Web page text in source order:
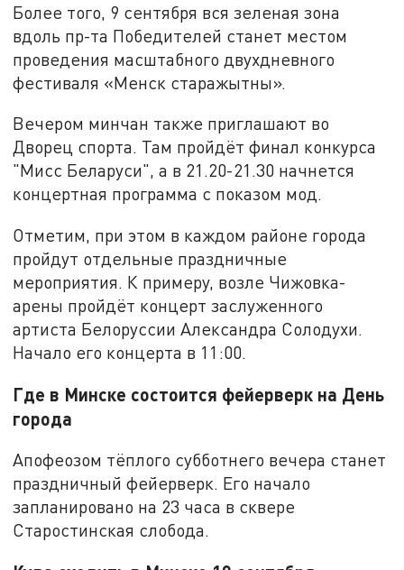
Более того, 9 сентября вся зеленая зона
вдоль пр-та Победителей станет местом
проведения масштабного двухдневного
фестиваля «Менск старажытны».
Вечером минчан также приглашают во
Дворец спорта. Там пройдёт финал конкурса
"Мисс Беларуси", а в 21.20-21.30 начнется
концертная программа с показом мод.
Отметим, при этом в каждом районе города
пройдут отдельные праздничные
мероприятия. К примеру, возле Чижовка-
арены пройдёт концерт заслуженного
артиста Белоруссии Александра Солодухи.
Начало его концерта в 11:00.
Где в Минске состоится фейерверк на День
города
Апофеозом тёплого субботнего вечера станет
праздничный фейерверк. Его начало
запланировано на 23 часа в сквере
Старостинская слобода.